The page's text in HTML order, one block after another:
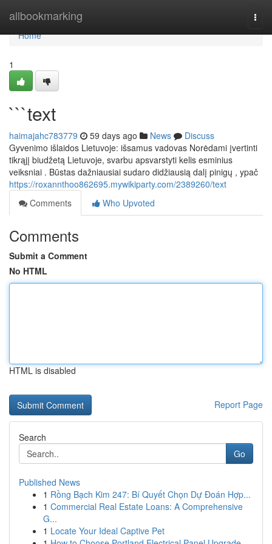
allbookmarking
Home
Home
1
```text
haimajahc783779 59 days ago News
Discuss
Gyvenimo išlaidos Lietuvoje: išsamus vadovas Norėdami įvertinti
tikrąjį biudžetą Lietuvoje, svarbu apsvarstyti kelis esminius
veiksniai . Būstas dažniausiai sudaro didžiausią dalį pinigų , ypač
https://roxannthoo862695.mywikiparty.com/2389260/text
Comments
Who Upvoted
Comments
Submit a Comment
No HTML
HTML is disabled
Report Page
Search
Go
Published News
1 Rồng Bạch Kim 247: Bí Quyết Chọn Dự Đoán Hợp...
1 Commercial Real Estate Loans: A Comprehensive
G...
1 Locate Your Ideal Captive Pet